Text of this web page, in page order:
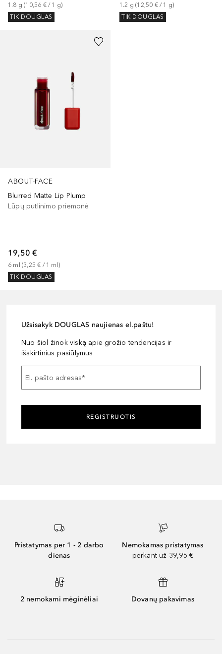
1.8 g (10,56 € / 1 g)
TIK DOUGLAS
1.2 g (12,50 € / 1 g)
TIK DOUGLAS
ABOUT-FACE
Blurred Matte Lip Plump
Lūpų putlinimo priemonė
19,50 €
6 ml (3,25 € / 1 ml )
TIK DOUGLAS
+3
Užsisakyk DOUGLAS naujienas el.paštu!
Nuo šiol žinok viską apie grožio tendencijas ir
išskirtinius pasiūlymus
El. pašto adresas*
REGISTRUOTIS
Pristatymas per 1 - 2 darbo
dienas
Nemokamas pristatymas
perkant už 39,95 €
2 nemokami mėginėliai Dovanų pakavimas